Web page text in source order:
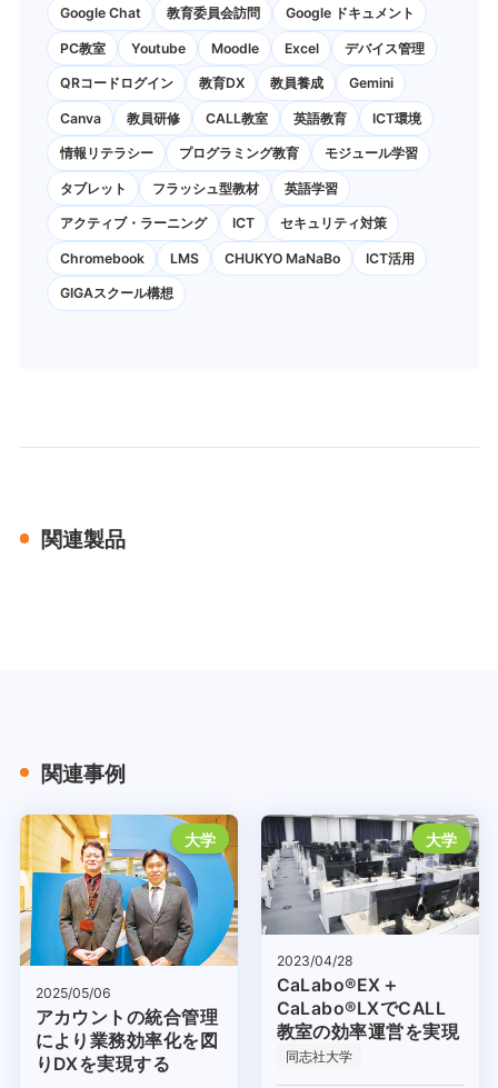
Google Chat 教育委員会訪問 Google ドキュメント
PC教室 Youtube Moodle Excel デバイス管理
QRコードログイン 教育DX 教員養成 Gemini
Canva 教員研修 CALL教室 英語教育 ICT環境
情報リテラシー プログラミング教育 モジュール学習
タブレット フラッシュ型教材 英語学習
アクティブ・ラーニング ICT セキュリティ対策
Chromebook LMS CHUKYO MaNaBo ICT活用
GIGAスクール構想
関連製品
関連事例
大学
2025/05/06
アカウントの統合管理
により業務効率化を図
りDXを実現する
大学
2023/04/28
CaLabo®EX＋
CaLabo®LXでCALL
教室の効率運営を実現
同志社大学